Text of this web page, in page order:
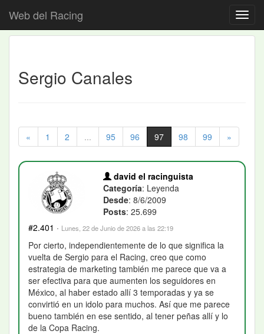
Web del Racing
Sergio Canales
« 1 2 ... 95 96 97 98 99 »
david el racinguista
Categoría: Leyenda
Desde: 8/6/2009
Posts: 25.699
#2.401 · Lunes, 22 de Junio de 2026 a las 22:19
Por cierto, independientemente de lo que significa la
vuelta de Sergio para el Racing, creo que como
estrategia de marketing también me parece que va a
ser efectiva para que aumenten los seguidores en
México, al haber estado allí 3 temporadas y ya se
convirtió en un idolo para muchos. Así que me parece
bueno también en ese sentido, al tener peñas allí y lo
de la Copa Racing.